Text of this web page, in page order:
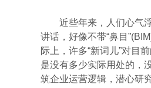
近些年来，人们心气浮
讲话，好像不带“鼻目
际上，许多“新词儿”对目
是没有多少实际用处的，
筑企业运营逻辑，潜心研